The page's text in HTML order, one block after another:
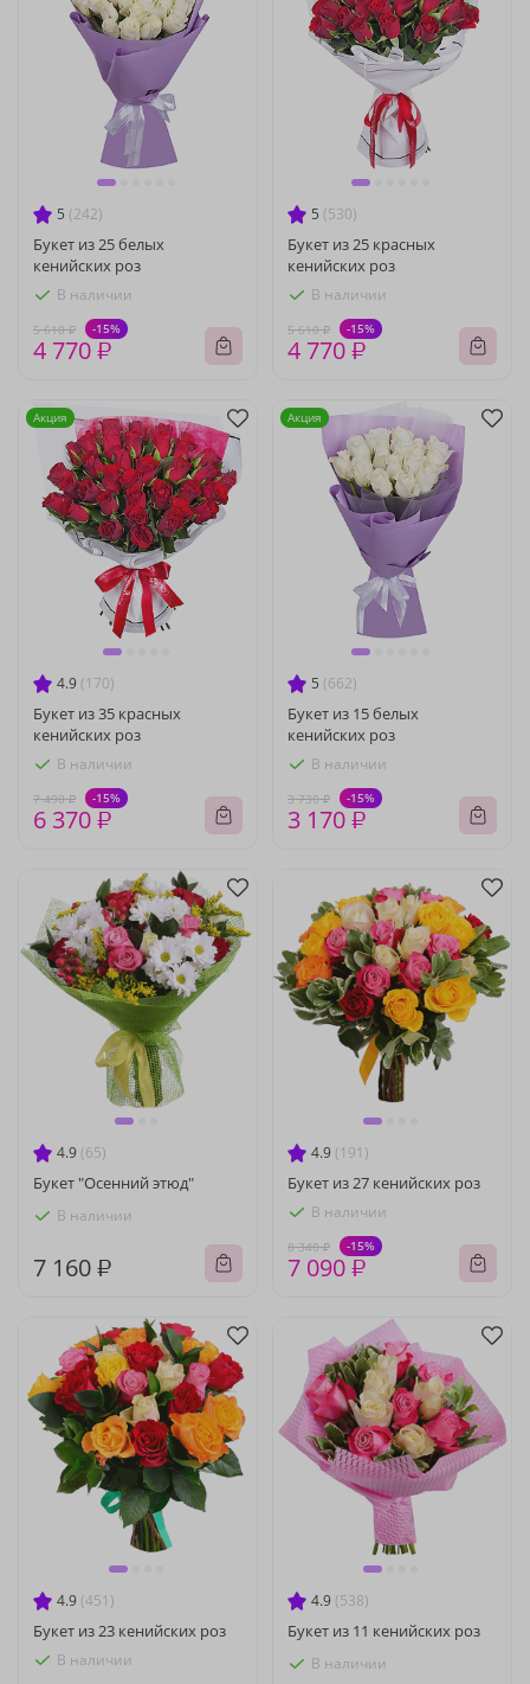
5 (242)
Букет из 25 белых
кенийских роз
В наличии
5 610 ₽ -15%
4 770 ₽
5 (530)
Букет из 25 красных
кенийских роз
В наличии
5 610 ₽ -15%
4 770 ₽
4.9 (170)
Букет из 35 красных
кенийских роз
В наличии
7 490 ₽ -15%
6 370 ₽
Акция
5 (662)
Букет из 15 белых
кенийских роз
В наличии
3 730 ₽ -15%
3 170 ₽
Акция
4.9 (65)
Букет "Осенний этюд"
В наличии
7 160 ₽
4.9 (191)
Букет из 27 кенийских роз
В наличии
8 340 ₽ -15%
7 090 ₽
4.9 (451)
Букет из 23 кенийских роз
В наличии
4.9 (538)
Букет из 11 кенийских роз
В наличии